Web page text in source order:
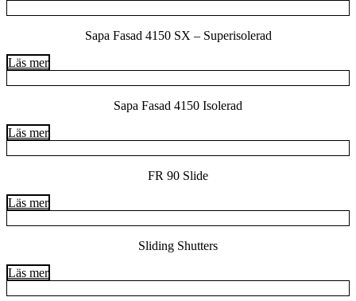
Sapa Fasad 4150 SX – Superisolerad
Läs mer
Sapa Fasad 4150 Isolerad
Läs mer
FR 90 Slide
Läs mer
Sliding Shutters
Läs mer